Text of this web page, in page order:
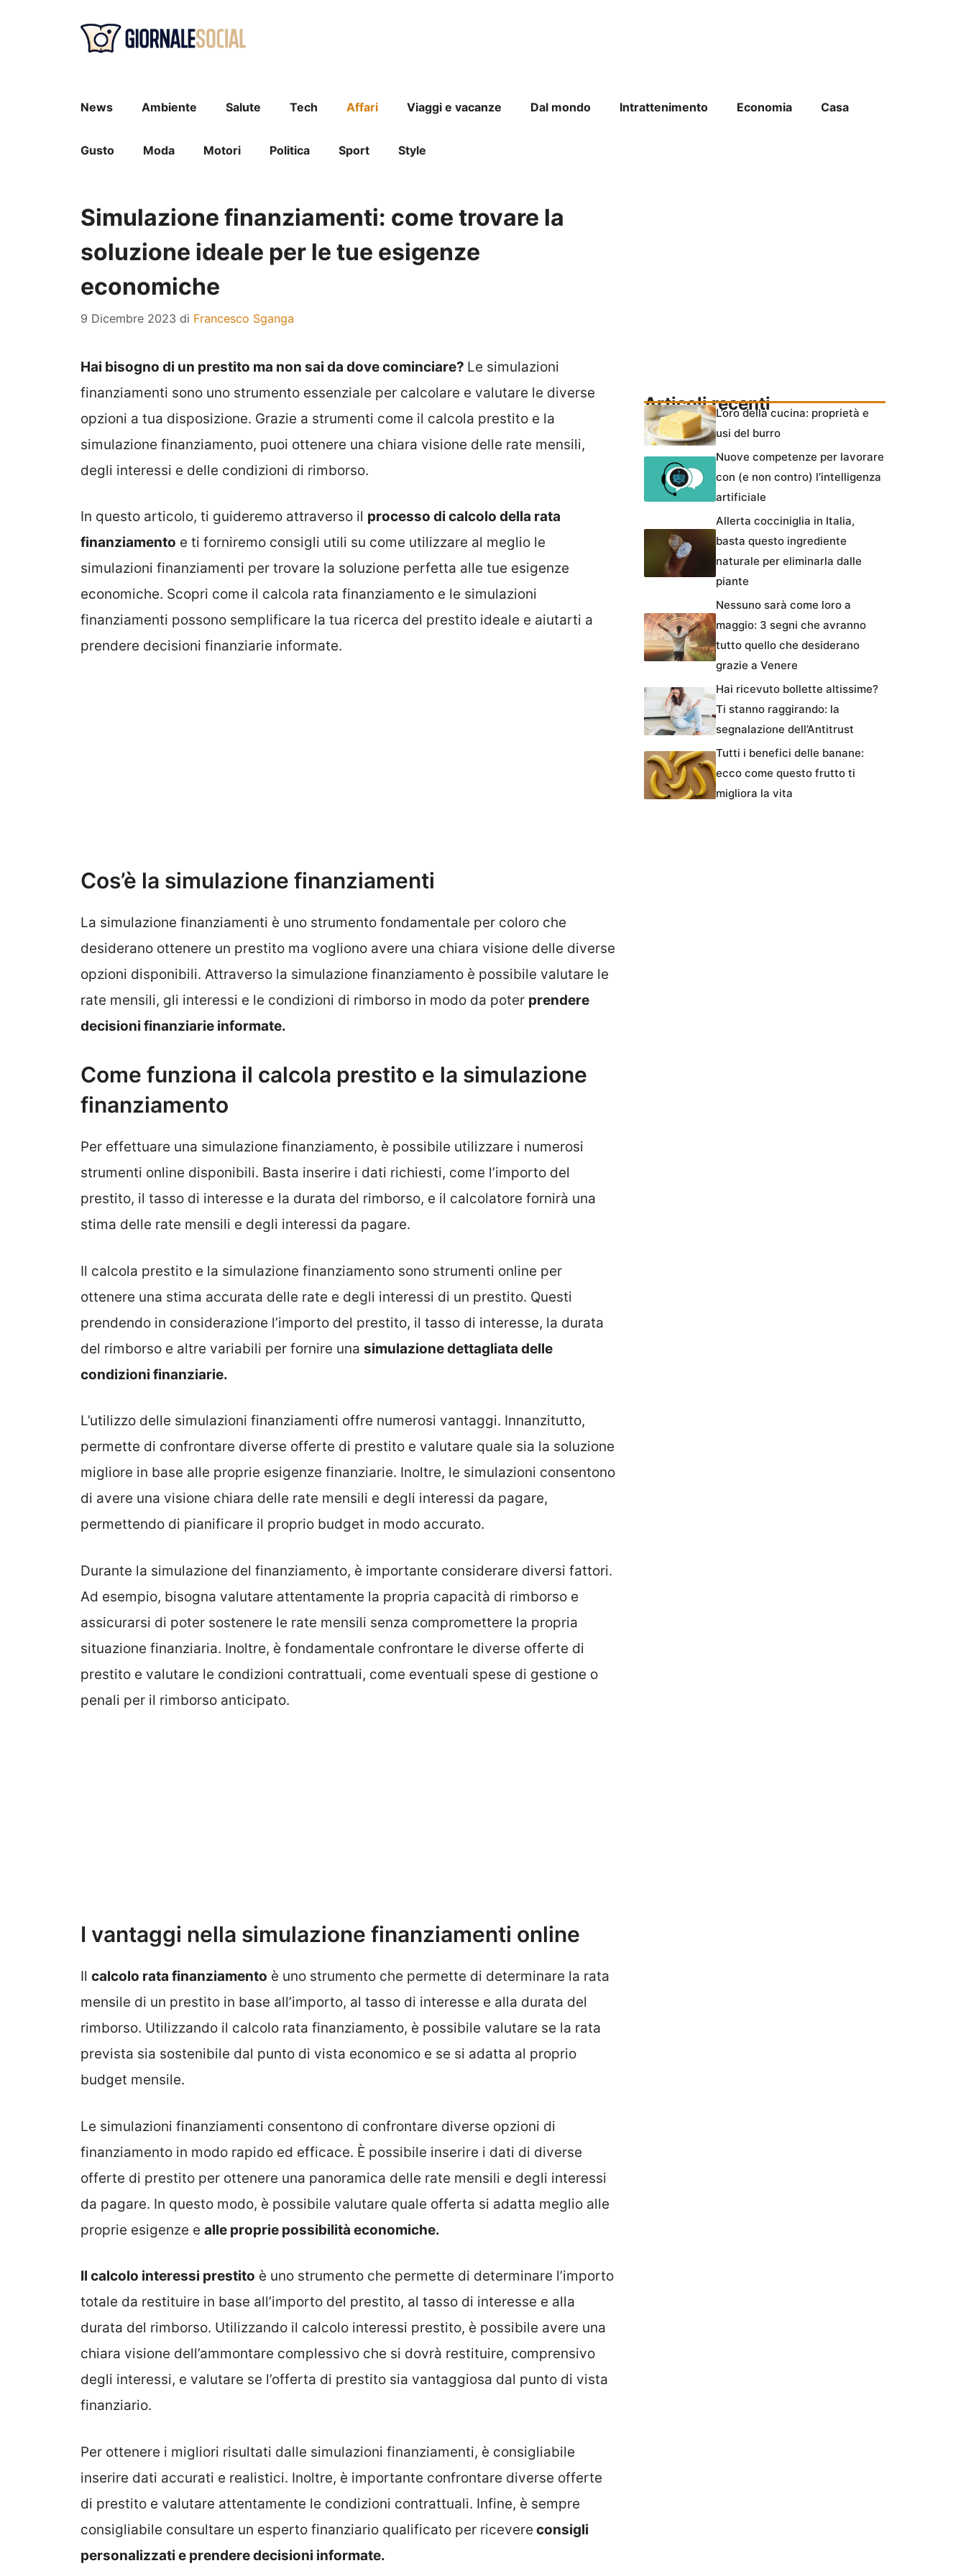
News Ambiente Salute Tech Affari Viaggi e vacanze Dal mondo Intrattenimento Economia Casa
Gusto Moda Motori Politica Sport Style
Simulazione finanziamenti: come trovare la
soluzione ideale per le tue esigenze
economiche
9 Dicembre 2023 di Francesco Sganga
Hai bisogno di un prestito ma non sai da dove cominciare? Le simulazioni
finanziamenti sono uno strumento essenziale per calcolare e valutare le diverse
opzioni a tua disposizione. Grazie a strumenti come il calcola prestito e la
simulazione finanziamento, puoi ottenere una chiara visione delle rate mensili,
degli interessi e delle condizioni di rimborso.
In questo articolo, ti guideremo attraverso il processo di calcolo della rata
finanziamento e ti forniremo consigli utili su come utilizzare al meglio le
simulazioni finanziamenti per trovare la soluzione perfetta alle tue esigenze
economiche. Scopri come il calcola rata finanziamento e le simulazioni
finanziamenti possono semplificare la tua ricerca del prestito ideale e aiutarti a
prendere decisioni finanziarie informate.
Cos’è la simulazione finanziamenti
La simulazione finanziamenti è uno strumento fondamentale per coloro che
desiderano ottenere un prestito ma vogliono avere una chiara visione delle diverse
opzioni disponibili. Attraverso la simulazione finanziamento è possibile valutare le
rate mensili, gli interessi e le condizioni di rimborso in modo da poter prendere
decisioni finanziarie informate.
Come funziona il calcola prestito e la simulazione
finanziamento
Per effettuare una simulazione finanziamento, è possibile utilizzare i numerosi
strumenti online disponibili. Basta inserire i dati richiesti, come l’importo del
prestito, il tasso di interesse e la durata del rimborso, e il calcolatore fornirà una
stima delle rate mensili e degli interessi da pagare.
Il calcola prestito e la simulazione finanziamento sono strumenti online per
ottenere una stima accurata delle rate e degli interessi di un prestito. Questi
prendendo in considerazione l’importo del prestito, il tasso di interesse, la durata
del rimborso e altre variabili per fornire una simulazione dettagliata delle
condizioni finanziarie.
L’utilizzo delle simulazioni finanziamenti offre numerosi vantaggi. Innanzitutto,
permette di confrontare diverse offerte di prestito e valutare quale sia la soluzione
migliore in base alle proprie esigenze finanziarie. Inoltre, le simulazioni consentono
di avere una visione chiara delle rate mensili e degli interessi da pagare,
permettendo di pianificare il proprio budget in modo accurato.
Durante la simulazione del finanziamento, è importante considerare diversi fattori.
Ad esempio, bisogna valutare attentamente la propria capacità di rimborso e
assicurarsi di poter sostenere le rate mensili senza compromettere la propria
situazione finanziaria. Inoltre, è fondamentale confrontare le diverse offerte di
prestito e valutare le condizioni contrattuali, come eventuali spese di gestione o
penali per il rimborso anticipato.
I vantaggi nella simulazione finanziamenti online
Il calcolo rata finanziamento è uno strumento che permette di determinare la rata
mensile di un prestito in base all’importo, al tasso di interesse e alla durata del
rimborso. Utilizzando il calcolo rata finanziamento, è possibile valutare se la rata
prevista sia sostenibile dal punto di vista economico e se si adatta al proprio
budget mensile.
Le simulazioni finanziamenti consentono di confrontare diverse opzioni di
finanziamento in modo rapido ed efficace. È possibile inserire i dati di diverse
offerte di prestito per ottenere una panoramica delle rate mensili e degli interessi
da pagare. In questo modo, è possibile valutare quale offerta si adatta meglio alle
proprie esigenze e alle proprie possibilità economiche.
Il calcolo interessi prestito è uno strumento che permette di determinare l’importo
totale da restituire in base all’importo del prestito, al tasso di interesse e alla
durata del rimborso. Utilizzando il calcolo interessi prestito, è possibile avere una
chiara visione dell’ammontare complessivo che si dovrà restituire, comprensivo
degli interessi, e valutare se l’offerta di prestito sia vantaggiosa dal punto di vista
finanziario.
Per ottenere i migliori risultati dalle simulazioni finanziamenti, è consigliabile
inserire dati accurati e realistici. Inoltre, è importante confrontare diverse offerte
di prestito e valutare attentamente le condizioni contrattuali. Infine, è sempre
consigliabile consultare un esperto finanziario qualificato per ricevere consigli
personalizzati e prendere decisioni informate.
Articoli recentiL’oro della cucina: proprietà e
usi del burro
Nuove competenze per lavorare
con (e non contro) l’intelligenza
artificiale
Allerta cocciniglia in Italia,
basta questo ingrediente
naturale per eliminarla dalle
piante
Nessuno sarà come loro a
maggio: 3 segni che avranno
tutto quello che desiderano
grazie a Venere
Hai ricevuto bollette altissime?
Ti stanno raggirando: la
segnalazione dell’Antitrust
Tutti i benefici delle banane:
ecco come questo frutto ti
migliora la vita